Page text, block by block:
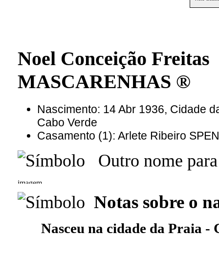
Noel Conceição Freitas
MASCARENHAS ®
Nascimento: 14 Abr 1936, Cidade
Cabo Verde
Casamento (1): Arlete Ribeiro
Outro nome
Notas sobre o
Nasceu na cidade da Praia -